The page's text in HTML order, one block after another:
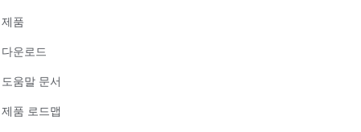
제품
다운로드
도움말 문서
제품 로드맵